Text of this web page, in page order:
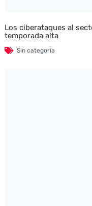
Los ciberataques al
temporada alta
Sin categoría